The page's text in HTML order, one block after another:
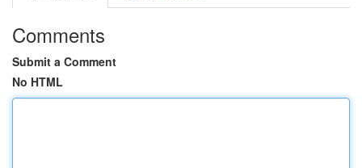
Comments
Submit a Comment
No HTML